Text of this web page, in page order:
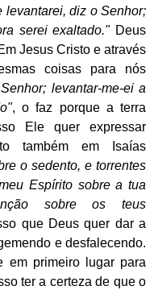
levantarei, diz o Senhor;
serei exaltado." Deus
Jesus Cristo e através
coisas para nós
levantar-me-ei a
, o faz porque a terra
Ele quer expressar
também em Isaías
o sedento, e torrentes
Espírito sobre a tua
sobre os teus
que Deus quer dar a
e desfalecendo.
em primeiro lugar para
ter a certeza de que o